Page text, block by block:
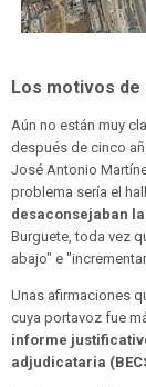
Los motivos
Aún no están muy
después de cinco
José Antonio
problema sería el
desaconsejaban
Burguete, toda vez
abajo" e
Unas afirmaciones
cuya portavoz fue
informe
adjudicataria